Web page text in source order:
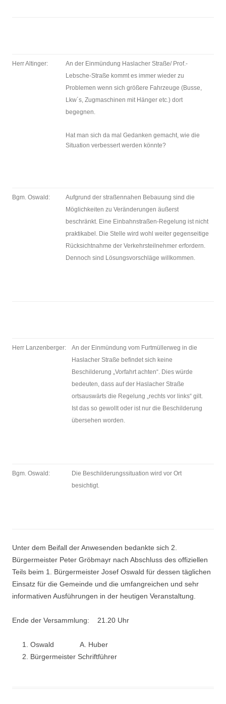
Herr Altinger:
An der Einmündung Haslacher Straße/ Prof.-
Lebsche-Straße kommt es immer wieder zu
Problemen wenn sich größere Fahrzeuge (Busse,
Lkw´s, Zugmaschinen mit Hänger etc.) dort
begegnen.
Hat man sich da mal Gedanken gemacht, wie die
Situation verbessert werden könnte?
Bgm. Oswald:
Aufgrund der straßennahen Bebauung sind die
Möglichkeiten zu Veränderungen äußerst
beschränkt. Eine Einbahnstraßen-Regelung ist nicht
praktikabel. Die Stelle wird wohl weiter gegenseitige
Rücksichtnahme der Verkehrsteilnehmer erfordern.
Dennoch sind Lösungsvorschläge willkommen.
Herr Lanzenberger:
An der Einmündung vom Furtmüllerweg in die
Haslacher Straße befindet sich keine
Beschilderung „Vorfahrt achten“. Dies würde
bedeuten, dass auf der Haslacher Straße
ortsauswärts die Regelung „rechts vor links“ gilt.
Ist das so gewollt oder ist nur die Beschilderung
übersehen worden.
Bgm. Oswald:
Die Beschilderungssituation wird vor Ort
besichtigt.
Unter dem Beifall der Anwesenden bedankte sich 2.
Bürgermeister Peter Gröbmayr nach Abschluss des offiziellen
Teils beim 1. Bürgermeister Josef Oswald für dessen täglichen
Einsatz für die Gemeinde und die umfangreichen und sehr
informativen Ausführungen in der heutigen Veranstaltung.
Ende der Versammlung: 21.20 Uhr
Oswald A. Huber
Bürgermeister Schriftführer